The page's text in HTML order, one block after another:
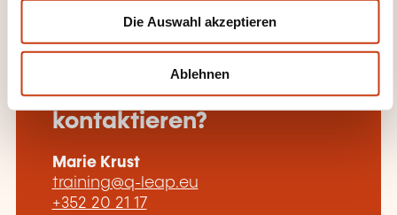
Die Auswahl akzeptieren
Ablehnen
Wie kann ich das
Weiterbildungsinstitut
kontaktieren?
Marie Krust
training@q-leap.eu
+352 20 21 17